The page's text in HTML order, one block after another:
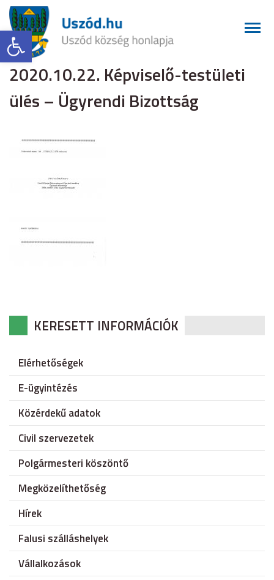
Eszköztár megnyitása
2020.10.22. Képviselő-testületi
ülés – Ügyrendi Bizottság
KERESETT INFORMÁCIÓK
Elérhetőségek
E-ügyintézés
Közérdekű adatok
Civil szervezetek
Polgármesteri köszöntő
Megközelíthetőség
Hírek
Falusi szálláshelyek
Vállalkozások